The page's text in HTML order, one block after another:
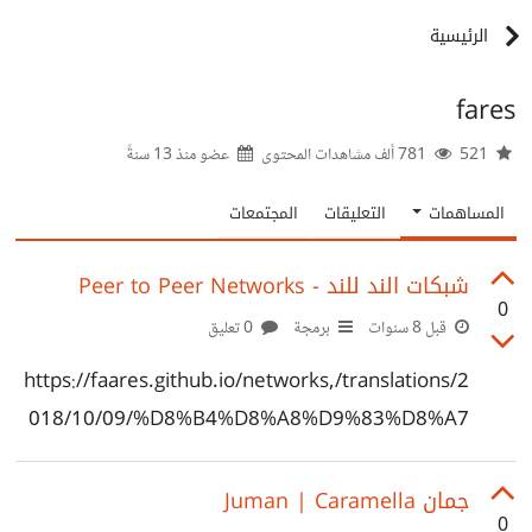
الرئيسية
fares
عضو منذ13 سنةً
المساهمات التعليقات المجتمعات
0
شبكات الند للند - Peer to Peer Networks
قبل 8 سنوات برمجة
https://faares.github.io/networks,/translations/2
018/10/09/%D8%B4%D8%A8%D9%83%D8%A7
%D8%AA-%D8%A7%D9%84%D9%86%D8%AF-
%D9%84%D9%84%D9%86%D8%AF-Peer-to-
جمان Juman | Caramella